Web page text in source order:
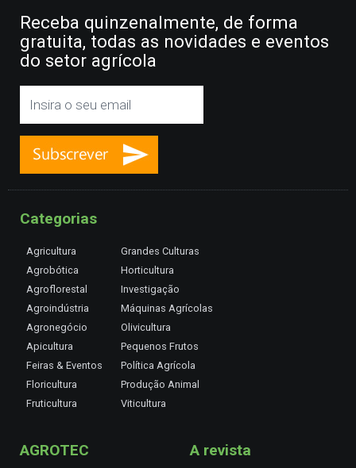
Receba quinzenalmente, de forma
gratuita, todas as novidades e eventos
do setor agrícola
Categorias
Agricultura
Agrobótica
Agroflorestal
Agroindústria
Agronegócio
Apicultura
Feiras & Eventos
Floricultura
Fruticultura
Grandes Culturas
Horticultura
Investigação
Máquinas Agrícolas
Olivicultura
Pequenos Frutos
Política Agrícola
Produção Animal
Viticultura
AGROTEC A revista